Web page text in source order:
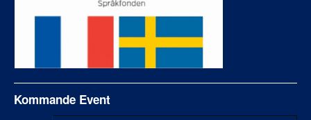
Kommande Event